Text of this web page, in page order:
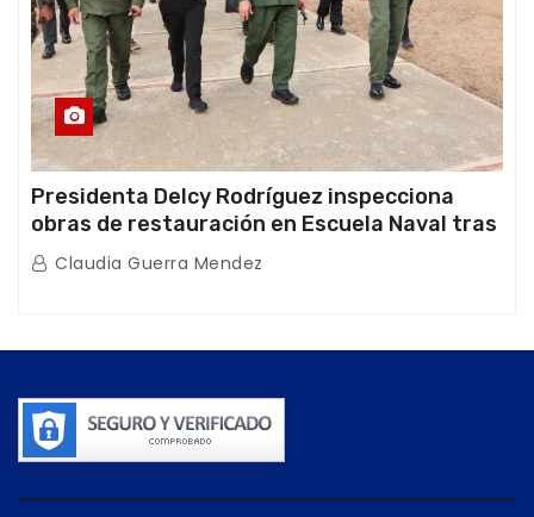
Presidenta Delcy Rodríguez inspecciona
obras de restauración en Escuela Naval tras
afectaciones sísmicas en La Guaira
Claudia Guerra Mendez